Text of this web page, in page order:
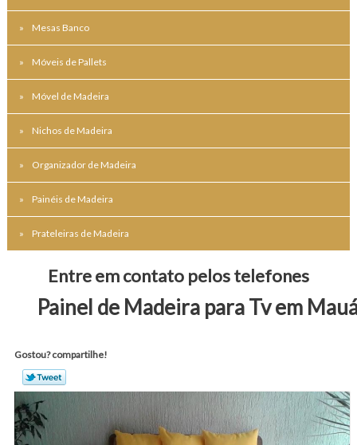
Mesas Banco
Móveis de Pallets
Móvel de Madeira
Nichos de Madeira
Organizador de Madeira
Painéis de Madeira
Prateleiras de Madeira
Entre em contato pelos telefones
Painel de Madeira para Tv em
Gostou? compartilhe!